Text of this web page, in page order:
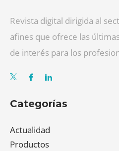
Revista digital dirigida al
afines que ofrece las
de interés para los
Categorías
Actualidad
Productos